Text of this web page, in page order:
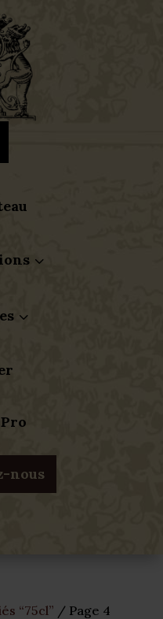
3
3
nous
“75cl” / Page 4